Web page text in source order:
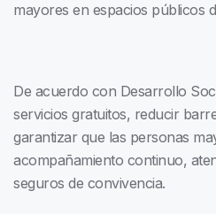
mayores en espacios públicos
De acuerdo con Desarrollo
servicios gratuitos, reducir
garantizar que las personas
acompañamiento continuo,
seguros de convivencia.